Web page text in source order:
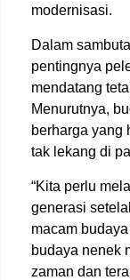
modernisasi.
Dalam
pentingnya
mendatang
Menurutnya,
berharga yang
tak lekang di
“Kita perlu
generasi
macam
budaya nenek
zaman dan